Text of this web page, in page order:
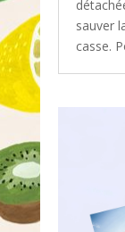
sauver
casse.